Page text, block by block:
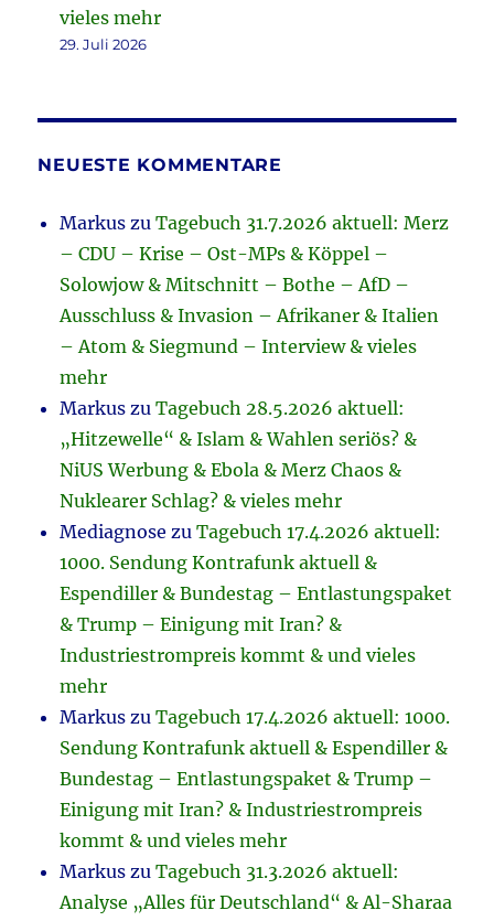
vieles mehr
29. Juli 2026
NEUESTE KOMMENTARE
Markus zuTagebuch 31.7.2026 aktuell: Merz
– CDU – Krise – Ost-MPs & Köppel –
Solowjow & Mitschnitt – Bothe – AfD –
Ausschluss & Invasion – Afrikaner & Italien
– Atom & Siegmund – Interview & vieles
mehr
Markus zuTagebuch 28.5.2026 aktuell:
„Hitzewelle“ & Islam & Wahlen seriös? &
NiUS Werbung & Ebola & Merz Chaos &
Nuklearer Schlag? & vieles mehr
Mediagnose zuTagebuch 17.4.2026 aktuell:
1000. Sendung Kontrafunk aktuell &
Espendiller & Bundestag – Entlastungspaket
& Trump – Einigung mit Iran? &
Industriestrompreis kommt & und vieles
mehr
Markus zuTagebuch 17.4.2026 aktuell: 1000.
Sendung Kontrafunk aktuell & Espendiller &
Bundestag – Entlastungspaket & Trump –
Einigung mit Iran? & Industriestrompreis
kommt & und vieles mehr
Markus zuTagebuch 31.3.2026 aktuell:
Analyse „Alles für Deutschland“ & Al-Sharaa